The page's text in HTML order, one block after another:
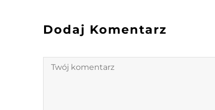
Dodaj Komentarz